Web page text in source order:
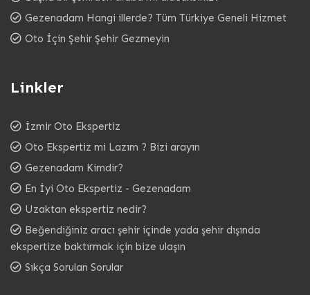
Gezenadam Hangi illerde? Tüm Türkiye Geneli Hizmet
Oto İçin Şehir Şehir Gezmeyin
Linkler
İzmir Oto Ekspertiz
Oto Ekspertiz mi Lazım ? Bizi arayın
Gezenadam Kimdir?
En İyi Oto Ekspertiz - Gezenadam
Uzaktan ekspertiz nedir?
Beğendiğiniz aracı şehir içinde yada şehir dışında
ekspertize baktırmak için bize ulaşın
Sıkça Sorulan Sorular